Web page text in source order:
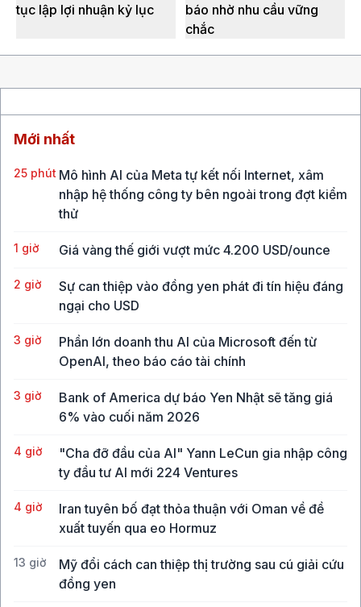
tục lập lợi nhuận kỷ lục
báo nhờ nhu cầu vững
chắc
Mới nhất
25 phút Mô hình AI của Meta tự kết nối Internet, xâm
nhập hệ thống công ty bên ngoài trong đợt kiểm
thử
1 giờ Giá vàng thế giới vượt mức 4.200 USD/ounce
2 giờ
Sự can thiệp vào đồng yen phát đi tín hiệu đáng
ngại cho USD
3 giờ
Phần lớn doanh thu AI của Microsoft đến từ
OpenAI, theo báo cáo tài chính
3 giờ
Bank of America dự báo Yen Nhật sẽ tăng giá
6% vào cuối năm 2026
4 giờ
"Cha đỡ đầu của AI" Yann LeCun gia nhập công
ty đầu tư AI mới 224 Ventures
4 giờ
Iran tuyên bố đạt thỏa thuận với Oman về đề
xuất tuyến qua eo Hormuz
13 giờ
Mỹ đổi cách can thiệp thị trường sau cú giải cứu
đồng yen